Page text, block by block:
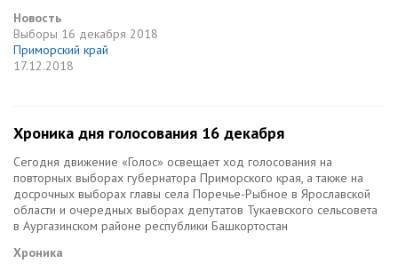
Новость
Выборы 16 декабря 2018
Приморский край
17.12.2018
Хроника дня голосования 16 декабря
Сегодня движение «Голос» освещает ход голосования на
повторных выборах губернатора Приморского края, а также на
досрочных выборах главы села Поречье-Рыбное в Ярославской
области и очередных выборах депутатов Тукаевского сельсовета
в Аургазинском районе республики Башкортостан
Хроника